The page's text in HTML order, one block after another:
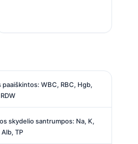
WBC, RBC, Hgb,
skydelio santrumpos: Na, K,
TP